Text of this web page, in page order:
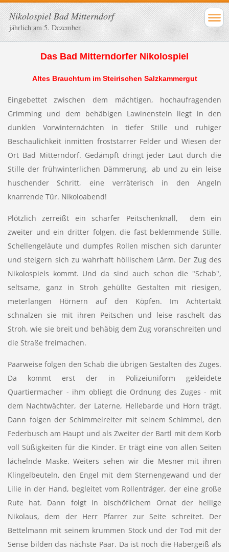
Nikolospiel Bad Mitterndorf
jährlich am 5. Dezember
Das Bad Mitterndorfer Nikolospiel
Altes Brauchtum im Steirischen Salzkammergut
Eingebettet zwischen dem mächtigen, hochaufragenden
Grimming und dem behäbigen Lawinenstein liegt in den
dunklen Vorwinternächten in tiefer Stille und ruhiger
Beschaulichkeit inmitten froststarrer Felder und Wiesen der
Ort Bad Mitterndorf. Gedämpft dringt jeder Laut durch die
Stille der frühwinterlichen Dämmerung, ab und zu ein leise
huschender Schritt, eine verräterisch in den Angeln
knarrende Tür. Nikoloabend!
Plötzlich zerreißt ein scharfer Peitschenknall, dem ein
zweiter und ein dritter folgen, die fast beklemmende Stille.
Schellengeläute und dumpfes Rollen mischen sich darunter
und steigern sich zu wahrhaft höllischem Lärm. Der Zug des
Nikolospiels kommt. Und da sind auch schon die "Schab",
seltsame, ganz in Stroh gehüllte Gestalten mit riesigen,
meterlangen Hörnern auf den Köpfen. Im Achtertakt
schnalzen sie mit ihren Peitschen und leise raschelt das
Stroh, wie sie breit und behäbig dem Zug voranschreiten und
die Straße freimachen.
Paarweise folgen den Schab die übrigen Gestalten des Zuges.
Da kommt erst der in Polizeiuniform gekleidete
Quartiermacher - ihm obliegt die Ordnung des Zuges - mit
dem Nachtwächter, der Laterne, Hellebarde und Horn trägt.
Dann folgen der Schimmelreiter mit seinem Schimmel, den
Federbusch am Haupt und als Zweiter der Bartl mit dem Korb
voll Süßigkeiten für die Kinder. Er trägt eine von allen Seiten
lächelnde Maske. Weiters sehen wir die Mesner mit ihren
Klingelbeuteln, den Engel mit dem Sternengewand und der
Lilie in der Hand, begleitet vom Rollenträger, der eine große
Rute hat. Dann folgt in bischöflichem Ornat der heilige
Nikolaus, dem der Herr Pfarrer zur Seite schreitet. Der
Bettelmann mit seinem krummen Stock und der Tod mit der
Sense bilden das nächste Paar. Da ist noch die Habergeiß als